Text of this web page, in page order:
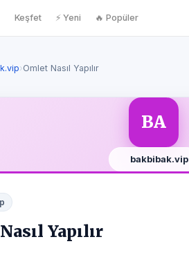
Keşfet ⚡ Yeni 🔥 Popüler
›Omlet Nasıl Yapılır
BA
bakbibak.vip
Yapılır